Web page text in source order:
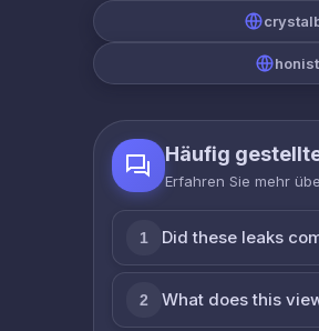
Häufig
Erfahren Sie mehr
1 Did these leaks
2 What does this